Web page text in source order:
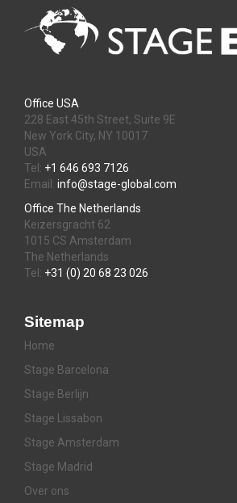
Office USA
228 East 45th Street, Suite 9E
New York City, NY 10017
USA
Tel: +1 646 693 7126
Email: info@stage-global.com
Office The Netherlands
Keizersgracht 62
1015 CS Amsterdam
The Netherlands
Tel: +31 (0) 20 68 23 026
Sitemap
Home
Stage Barcelona
Stage Berlijn
Stage Lissabon
Stage Amsterdam
Stage Madrid
Over ons